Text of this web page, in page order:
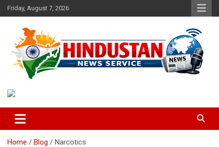
Skip
to
Friday, August 7, 2026
Hindustan News Service
Home Blog Narcotics